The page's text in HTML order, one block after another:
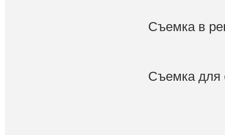
Съемка в
Съемка для